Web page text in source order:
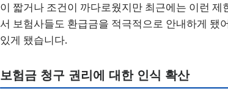
이 짧거나 조건이 까다로웠지만 최근에는 이런
서 보험사들도 환급금을 적극적으로 안내하게 됐
있게 됐습니다.
보험금 청구 권리에 대한 인식 확산